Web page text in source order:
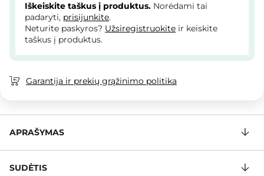
Iškeiskite taškus į produktus. Norėdami tai
padaryti, prisijunkite.
Neturite paskyros? Užsiregistruokite ir keiskite
taškus į produktus.
Garantija ir prekių grąžinimo politika
APRAŠYMAS
SUDĖTIS